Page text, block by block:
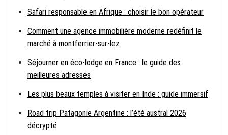
Safari responsable en Afrique : choisir le bon opérateur
Comment une agence immobilière moderne redéfinit le
marché à montferrier-sur-lez
Séjourner en éco-lodge en France : le guide des
meilleures adresses
Les plus beaux temples à visiter en Inde : guide immersif
Road trip Patagonie Argentine : l’été austral 2026
décrypté